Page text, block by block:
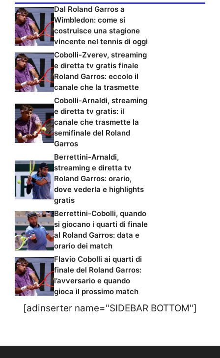
Dal Roland Garros a
Wimbledon: come si
costruisce una stagione
vincente nel tennis di oggi
Cobolli-Zverev, streaming
e diretta tv gratis finale
Roland Garros: eccolo il
canale che la trasmette
Cobolli-Arnaldi, streaming
e diretta tv gratis: il
canale che trasmette la
semifinale del Roland
Garros
Berrettini-Arnaldi,
streaming e diretta tv
Roland Garros: orario,
dove vederla e highlights
gratis
Berrettini-Cobolli, quando
si giocano i quarti di finale
al Roland Garros: data e
orario dei match
Flavio Cobolli ai quarti di
finale del Roland Garros:
l’avversario e quando
gioca il prossimo match
[adinserter name="SIDEBAR BOTTOM"]